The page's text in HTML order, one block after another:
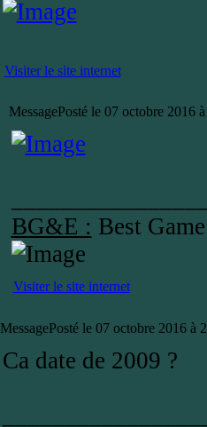
Visiter le site internet
MessagePosté le 07 octobre 2016
BG&E : Best
Visiter le site internet
MessagePosté le 07 octobre 2016 à
Ca date de 2009 ?